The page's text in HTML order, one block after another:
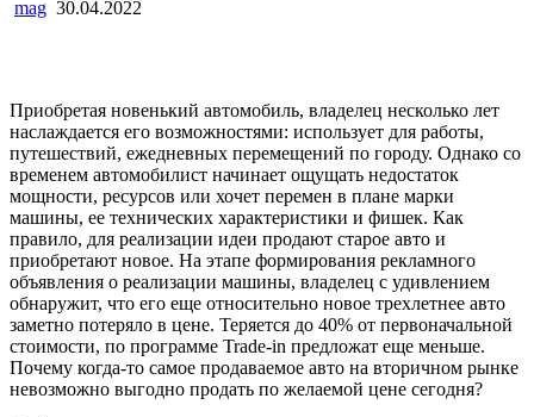
mag 30.04.2022
Приобретая новенький автомобиль, владелец несколько лет
наслаждается его возможностями: использует для работы,
путешествий, ежедневных перемещений по городу. Однако со
временем автомобилист начинает ощущать недостаток
мощности, ресурсов или хочет перемен в плане марки
машины, ее технических характеристики и фишек. Как
правило, для реализации идеи продают старое авто и
приобретают новое. На этапе формирования рекламного
объявления о реализации машины, владелец с удивлением
обнаружит, что его еще относительно новое трехлетнее авто
заметно потеряло в цене. Теряется до 40% от первоначальной
стоимости, по программе Trade-in предложат еще меньше.
Почему когда-то самое продаваемое авто на вторичном рынке
невозможно выгодно продать по желаемой цене сегодня?